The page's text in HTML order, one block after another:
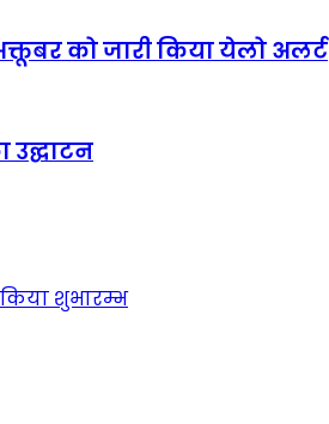
को जारी किया येलो अलर्ट
उद्घाटन
शुभारम्भ